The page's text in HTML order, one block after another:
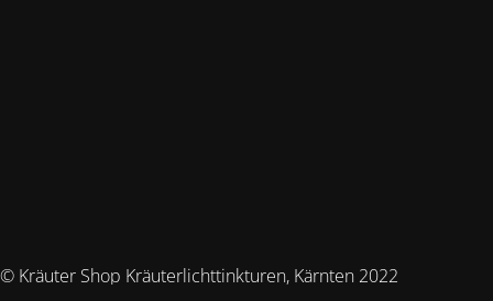
© Kräuter Shop Kräuterlichttinkturen, Kärnten 2022